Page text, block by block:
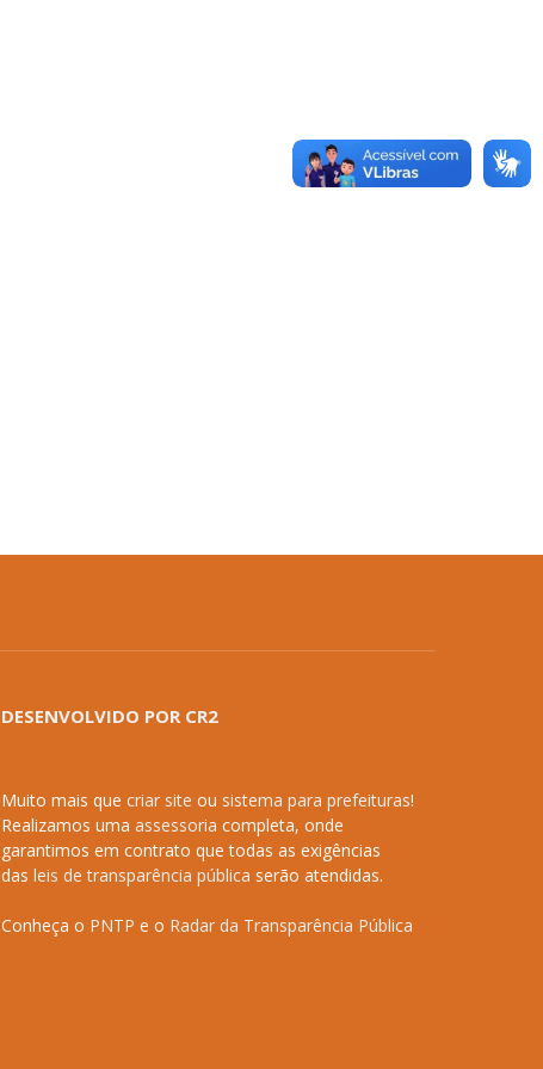
DESENVOLVIDO POR CR2
Muito mais que criar site ou sistema para prefeituras!
Realizamos uma assessoria completa, onde
garantimos em contrato que todas as exigências
das leis de transparência pública serão atendidas.
Conheça o PNTP e o Radar da Transparência Pública